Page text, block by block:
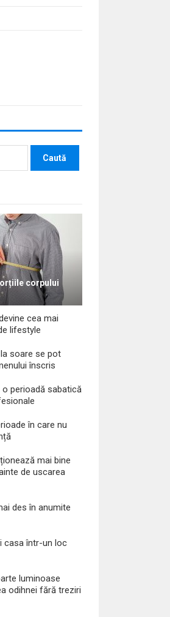
corpului
cea mai
lifestyle
soare se pot
înscris
perioadă sabatică
în care nu
mai bine
de uscarea
des în anumite
casa într-un loc
luminoase
odihnei fără treziri